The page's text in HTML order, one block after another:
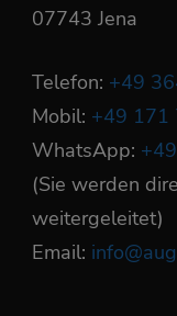
07743 Jena
Telefon: +49
Mobil: +49 171
WhatsApp:
(Sie werden
weitergeleitet)
Email: